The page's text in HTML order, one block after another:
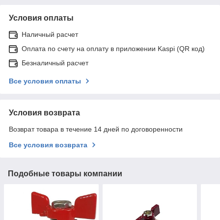
Условия оплаты
Наличный расчет
Оплата по счету на оплату в приложении Kaspi (QR код)
Безналичный расчет
Все условия оплаты
Условия возврата
Возврат товара в течение 14 дней по договоренности
Все условия возврата
Подобные товары компании